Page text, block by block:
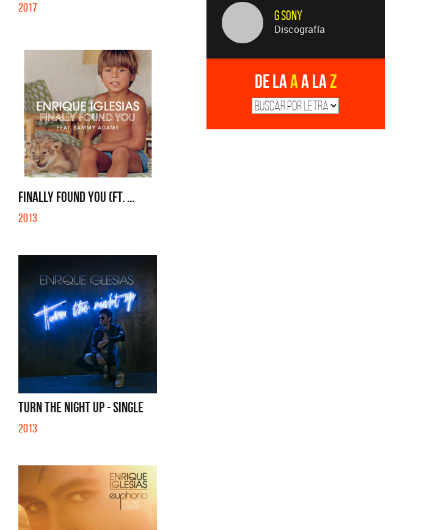
2017
FINALLY FOUND YOU (FT. ...
2013
TURN THE NIGHT UP - SINGLE
2013
G Sony
Discografía
De laAa laZ